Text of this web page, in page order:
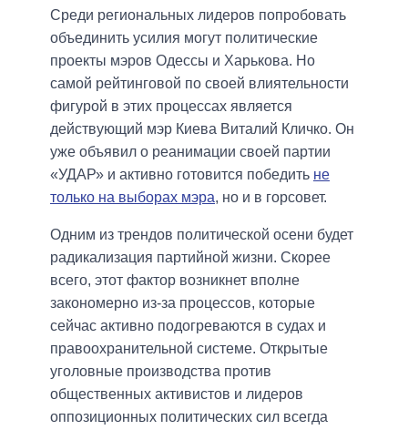
Среди региональных лидеров попробовать
объединить усилия могут политические
проекты мэров Одессы и Харькова. Но
самой рейтинговой по своей влиятельности
фигурой в этих процессах является
действующий мэр Киева Виталий Кличко. Он
уже объявил о реанимации своей партии
«УДАР» и активно готовится победить не
только на выборах мэра, но и в горсовет.
Одним из трендов политической осени будет
радикализация партийной жизни. Скорее
всего, этот фактор возникнет вполне
закономерно из-за процессов, которые
сейчас активно подогреваются в судах и
правоохранительной системе. Открытые
уголовные производства против
общественных активистов и лидеров
оппозиционных политических сил всегда